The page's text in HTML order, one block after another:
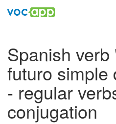
Spanish
futuro simple
- regular
conjugation